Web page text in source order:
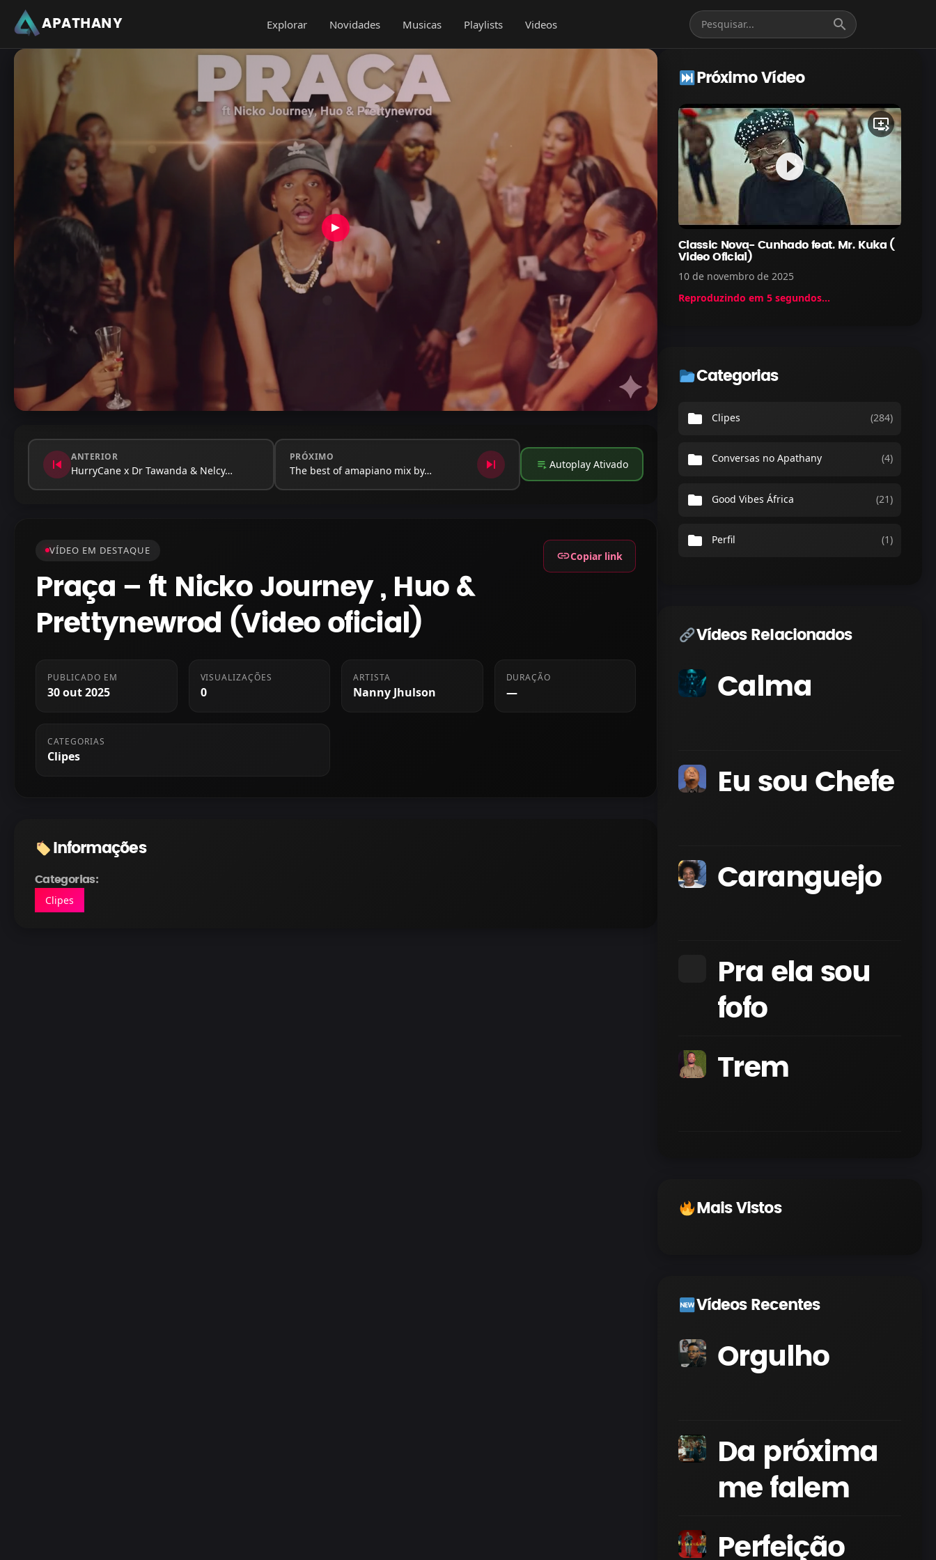
APATHANY Explorar Novidades Musicas Playlists Videos search
skip_previous ANTERIOR
HurryCane x Dr Tawanda & Nelcy…
PRÓXIMO
The best of amapiano mix by… skip_next playlist_play Autoplay Ativado
VÍDEO EM DESTAQUE
Praça – ft Nicko Journey , Huo &
Prettynewrod (Video oficial)
linkCopiar link
PUBLICADO EM
30 out 2025
VISUALIZAÇÕES
0
ARTISTA
Nanny Jhulson
DURAÇÃO
—
CATEGORIAS
Clipes
Informações
Categorias:
Clipes
Próximo Vídeo
play_circle_filled
queue_play_next
Classic Nova- Cunhado feat. Mr. Kuka (
Video Oficial)
10 de novembro de 2025
Reproduzindo em 5 segundos...
Categorias
folder Clipes (284)
folder Conversas no Apathany (4)
folder Good Vibes África (21)
folder Perfil (1)
Vídeos Relacionados
Calma
Eu sou Chefe
Caranguejo
Pra ela sou
fofo
Trem
Mais Vistos
Vídeos Recentes
Orgulho
Da próxima
me falem
Perfeição